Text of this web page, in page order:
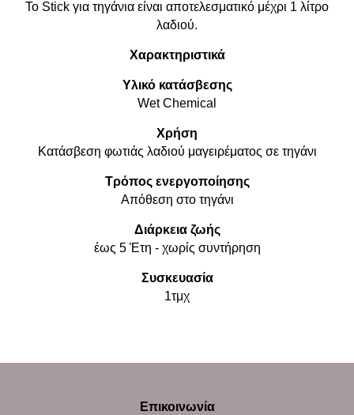
Το Stick για τηγάνια είναι αποτελεσματικό μέχρι 1 λίτρο
λαδιού.
Χαρακτηριστικά
Υλικό κατάσβεσης
Wet Chemical
Χρήση
Κατάσβεση φωτιάς λαδιού μαγειρέματος σε τηγάνι
Τρόπος ενεργοποίησης
Απόθεση στο τηγάνι
Διάρκεια ζωής
έως 5 Έτη - χωρίς συντήρηση
Συσκευασία
1τμχ
Επικοινωνία